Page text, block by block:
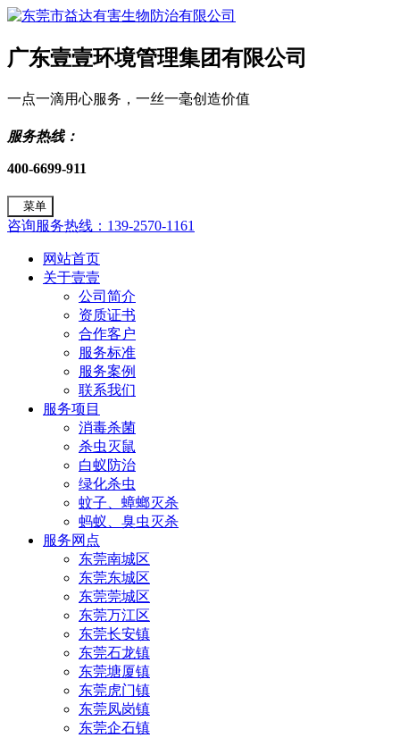
广东壹壹环境管理集团有限公司
一点一滴用心服务，一丝一毫创造价值
服务热线：
400-6699-911
菜单
咨询服务热线：139-2570-1161
网站首页
关于壹壹
公司简介
资质证书
合作客户
服务标准
服务案例
联系我们
服务项目
消毒杀菌
杀虫灭鼠
白蚁防治
绿化杀虫
蚊子、蟑螂灭杀
蚂蚁、臭虫灭杀
服务网点
东莞南城区
东莞东城区
东莞莞城区
东莞万江区
东莞长安镇
东莞石龙镇
东莞塘厦镇
东莞虎门镇
东莞凤岗镇
东莞企石镇